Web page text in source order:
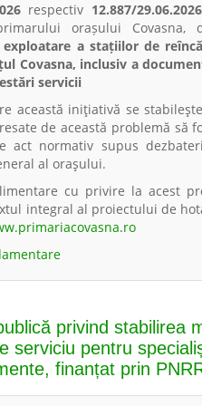
respectiv 12.887/
orașului Covasna,
a stațiilor de
Covasna, inclusiv a
servicii
această iniţiativă se
de această problemă să
act normativ supus
al oraşului.
cu privire la acest
integral al proiectului de
privind stabilirea
serviciu pentru
finanțat prin